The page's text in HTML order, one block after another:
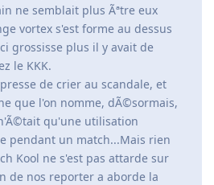
ne semblait plus Ãªtre eux
vortex s'est forme au dessus
grossisse plus il y avait de
le KKK.
de crier au scandale, et
que l'on nomme, dÃ©sormais,
qu'une utilisation
pendant un match...Mais rien
Kool ne s'est pas attarde sur
de nos reporter a aborde la